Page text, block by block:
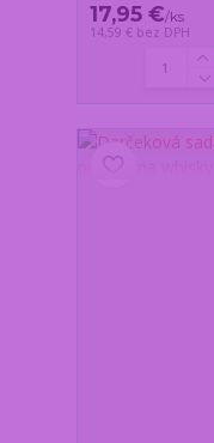
17,95 €/ks
14,59 € bez DPH